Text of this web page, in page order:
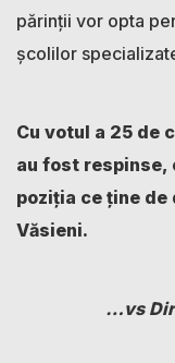
părinții vor opta
școlilor
Cu votul a 25 de
au fost respinse,
poziția ce ține
Văsieni.
…vs